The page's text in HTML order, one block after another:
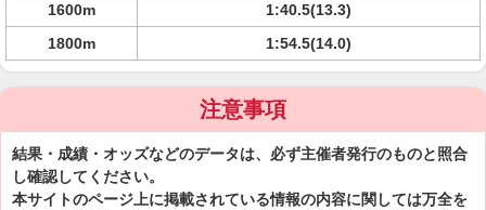
1600m
1:40.5(13.3)
1800m
1:54.5(14.0)
注意事項
結果・成績・オッズなどのデータは、必ず主催者発行のものと照合
し確認してください。
本サイトのページ上に掲載されている情報の内容に関しては万全を